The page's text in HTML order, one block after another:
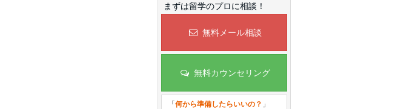
まずは留学のプロに相談！
無料メール相談
無料カウンセリング
「 何から準備したらいいの？ 」